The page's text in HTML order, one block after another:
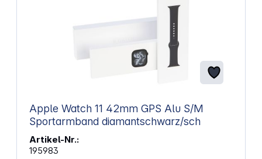
Apple Watch 11 42mm GPS Alu S/M
Sportarmband diamantschwarz/sch
Artikel-Nr.:
195983